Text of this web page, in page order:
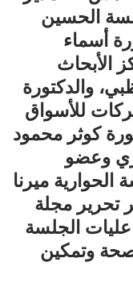
الحسين
أسماء
الأبحاث
والدكتورة
للأسواق
كوثر محمود
وعضو
میرنا
تحرير مجلة
الجلسة
وتمكين